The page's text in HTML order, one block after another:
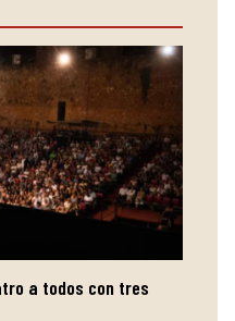
a todos con tres